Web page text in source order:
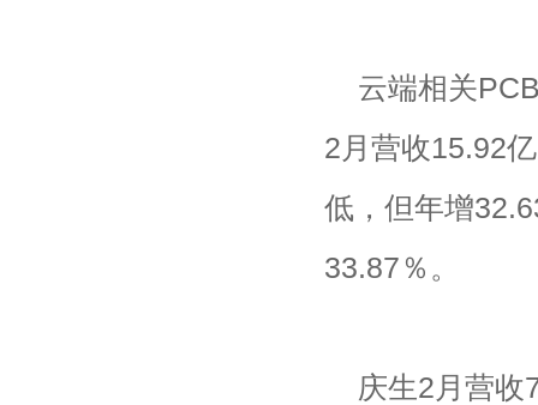
云端相关
2月营收15.92
低，但年增
33.87％。
庆生2月营收